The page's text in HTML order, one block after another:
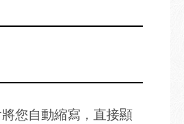
您自動縮寫，直接顯